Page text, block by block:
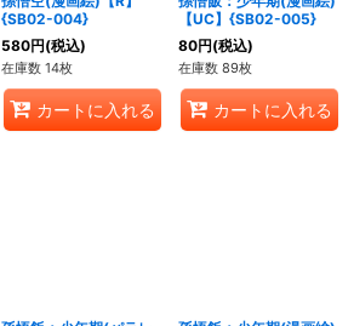
{SB02-004}
580円(税込)
在庫数 14枚
カートに入れる
【UC】{SB02-005}
80円(税込)
在庫数 89枚
カートに入れる